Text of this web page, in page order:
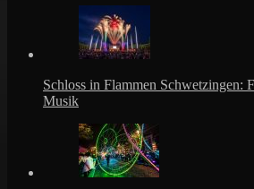
Schloss in Flammen Schwetzingen:
Musik